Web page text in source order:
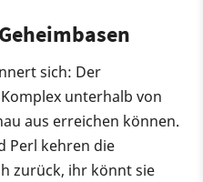
sich: Der
unterhalb von
aus erreichen können.
Perl kehren die
zurück, ihr könnt sie